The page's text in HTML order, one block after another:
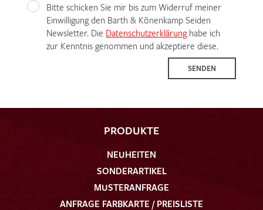
Bitte schicken Sie mir bis zum Widerruf meiner
Einwilligung den Barth & Könenkamp Seiden
Newsletter. Die Datenschutzerklärunghabe ich
zur Kenntnis genommen und akzeptiere diese.
SENDEN
PRODUKTE
NEUHEITEN
SONDERARTIKEL
MUSTERANFRAGE
ANFRAGE FARBKARTE / PREISLISTE